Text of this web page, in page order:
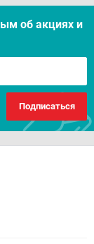
об акцияx и
Подписаться